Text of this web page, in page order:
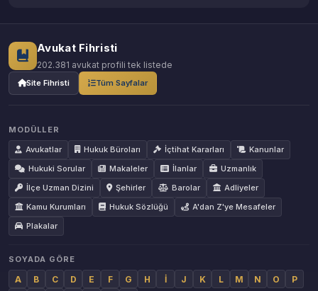
Avukat Fihristi
202.381 avukat profili tek listede
Site Fihristi Tüm Sayfalar
MODÜLLER
Avukatlar
Hukuk Büroları İçtihat Kararları
Kanunlar
Hukuki Sorular
Makaleler İlanlar
Uzmanlık
İlçe Uzman Dizini
Şehirler Barolar
Adliyeler
Kamu Kurumları
Hukuk Sözlüğü
A'dan Z'ye Mesafeler
Plakalar
SOYADA GÖRE
A B C D E F G H İ J K L M N O
P